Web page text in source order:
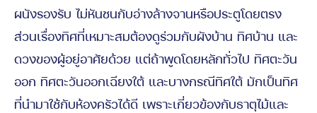
ผนังรองรับ ไม่หันชนกับอ่างล้างจานหรือประตูโดยตรง
ส่วนเรื่องทิศที่เหมาะสมต้องดูร่วมกับผังบ้าน ทิศบ้าน และ
ดวงของผู้อยู่อาศัยด้วย แต่ถ้าพูดโดยหลักทั่วไป ทิศตะวัน
ออก ทิศตะวันออกเฉียงใต้ และบางกรณีทิศใต้ มักเป็นทิศ
ที่นำมาใช้กับห้องครัวได้ดี เพราะเกี่ยวข้องกับธาตุไม้และ